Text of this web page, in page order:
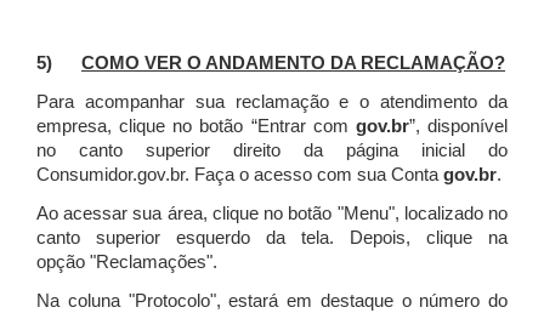
5) COMO VER O ANDAMENTO DA RECLAMAÇÃO?
Para acompanhar sua reclamação e o atendimento da
empresa, clique no botão “Entrar com gov.br”, disponível
no canto superior direito da página inicial do
Consumidor.gov.br. Faça o acesso com sua Contagov.br.
Ao acessar sua área, clique no botão "Menu", localizado no
canto superior esquerdo da tela. Depois, clique na
opção "Reclamações".
Na coluna "Protocolo", estará em destaque o número do